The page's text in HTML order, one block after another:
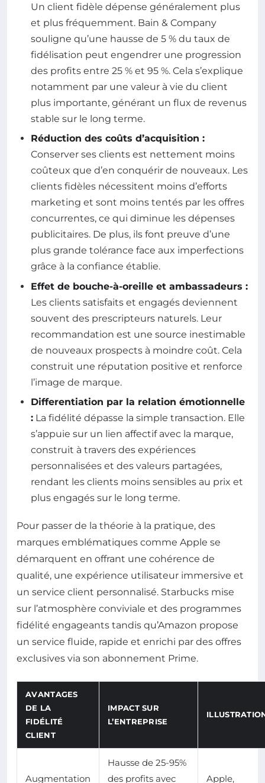
Un client fidèle dépense généralement plus
et plus fréquemment. Bain & Company
souligne qu’une hausse de 5 % du taux de
fidélisation peut engendrer une progression
des profits entre 25 % et 95 %. Cela s’explique
notamment par une valeur à vie du client
plus importante, générant un flux de revenus
stable sur le long terme.
Réduction des coûts d’acquisition :
Conserver ses clients est nettement moins
coûteux que d’en conquérir de nouveaux. Les
clients fidèles nécessitent moins d’efforts
marketing et sont moins tentés par les offres
concurrentes, ce qui diminue les dépenses
publicitaires. De plus, ils font preuve d’une
plus grande tolérance face aux imperfections
grâce à la confiance établie.
Effet de bouche-à-oreille et ambassadeurs :
Les clients satisfaits et engagés deviennent
souvent des prescripteurs naturels. Leur
recommandation est une source inestimable
de nouveaux prospects à moindre coût. Cela
construit une réputation positive et renforce
l’image de marque.
Differentiation par la relation émotionnelle
: La fidélité dépasse la simple transaction. Elle
s’appuie sur un lien affectif avec la marque,
construit à travers des expériences
personnalisées et des valeurs partagées,
rendant les clients moins sensibles au prix et
plus engagés sur le long terme.
Pour passer de la théorie à la pratique, des
marques emblématiques comme Apple se
démarquent en offrant une cohérence de
qualité, une expérience utilisateur immersive et
un service client personnalisé. Starbucks mise
sur l’atmosphère conviviale et des programmes
fidélité engageants tandis qu’Amazon propose
un service fluide, rapide et enrichi par des offres
exclusives via son abonnement Prime.
AVANTAGES
DE LA
FIDÉLITÉ
CLIENT
IMPACT SUR
L’ENTREPRISE
Augmentation
Hausse de 25-95%
des profits avec
Apple,